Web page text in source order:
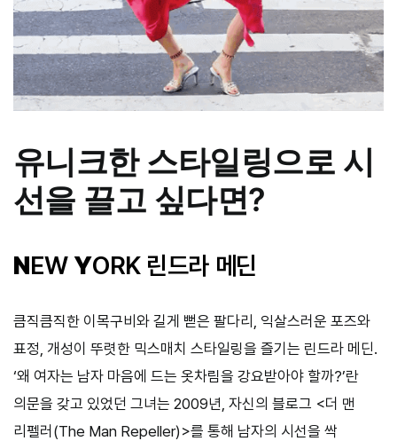
유니크한 스타일링으로 시
선을 끌고 싶다면?
NEW YORK 린드라 메딘
큼직큼직한 이목구비와 길게 뻗은 팔다리, 익살스러운 포즈와
표정, 개성이 뚜렷한 믹스매치 스타일링을 즐기는 린드라 메딘.
‘왜 여자는 남자 마음에 드는 옷차림을 강요받아야 할까?’란
의문을 갖고 있었던 그녀는 2009년, 자신의 블로그 <더 맨
리펠러(The Man Repeller)>를 통해 남자의 시선을 싹